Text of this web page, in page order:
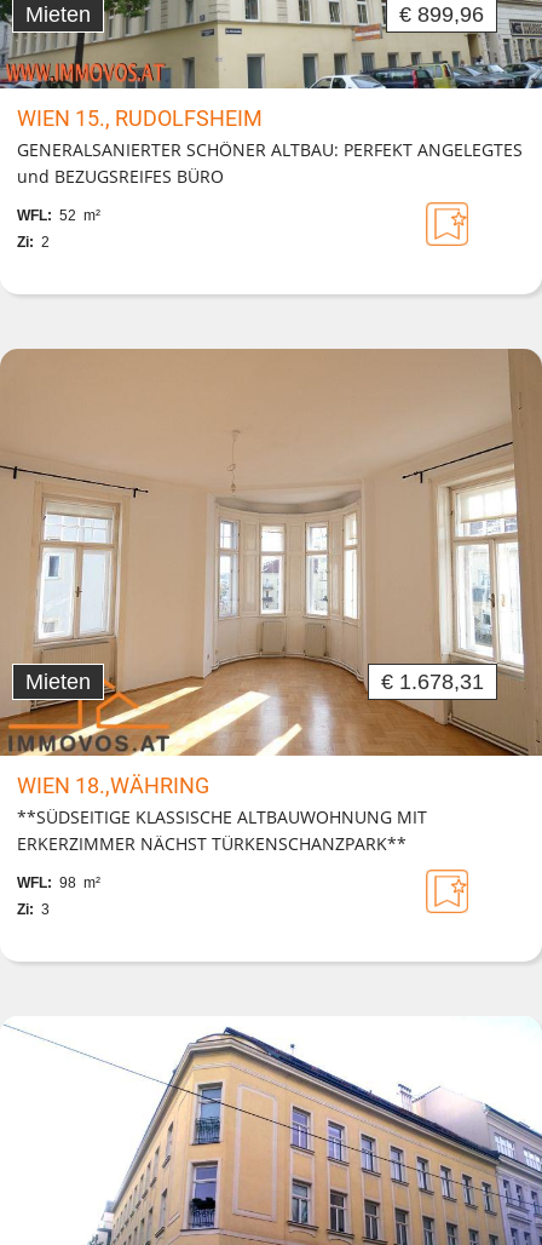
Mieten € 899,96
WIEN 15., RUDOLFSHEIM
GENERALSANIERTER SCHÖNER ALTBAU: PERFEKT ANGELEGTES
und BEZUGSREIFES BÜRO
WFL: 52 m²
Zi: 2
Mieten € 1.678,31
WIEN 18.,WÄHRING
**SÜDSEITIGE KLASSISCHE ALTBAUWOHNUNG MIT
ERKERZIMMER NÄCHST TÜRKENSCHANZPARK**
WFL: 98 m²
Zi: 3